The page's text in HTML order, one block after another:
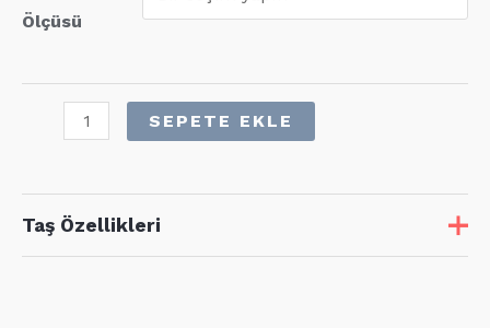
Ölçüsü
Günlük
SEPETE EKLE
Taş Özellikleri